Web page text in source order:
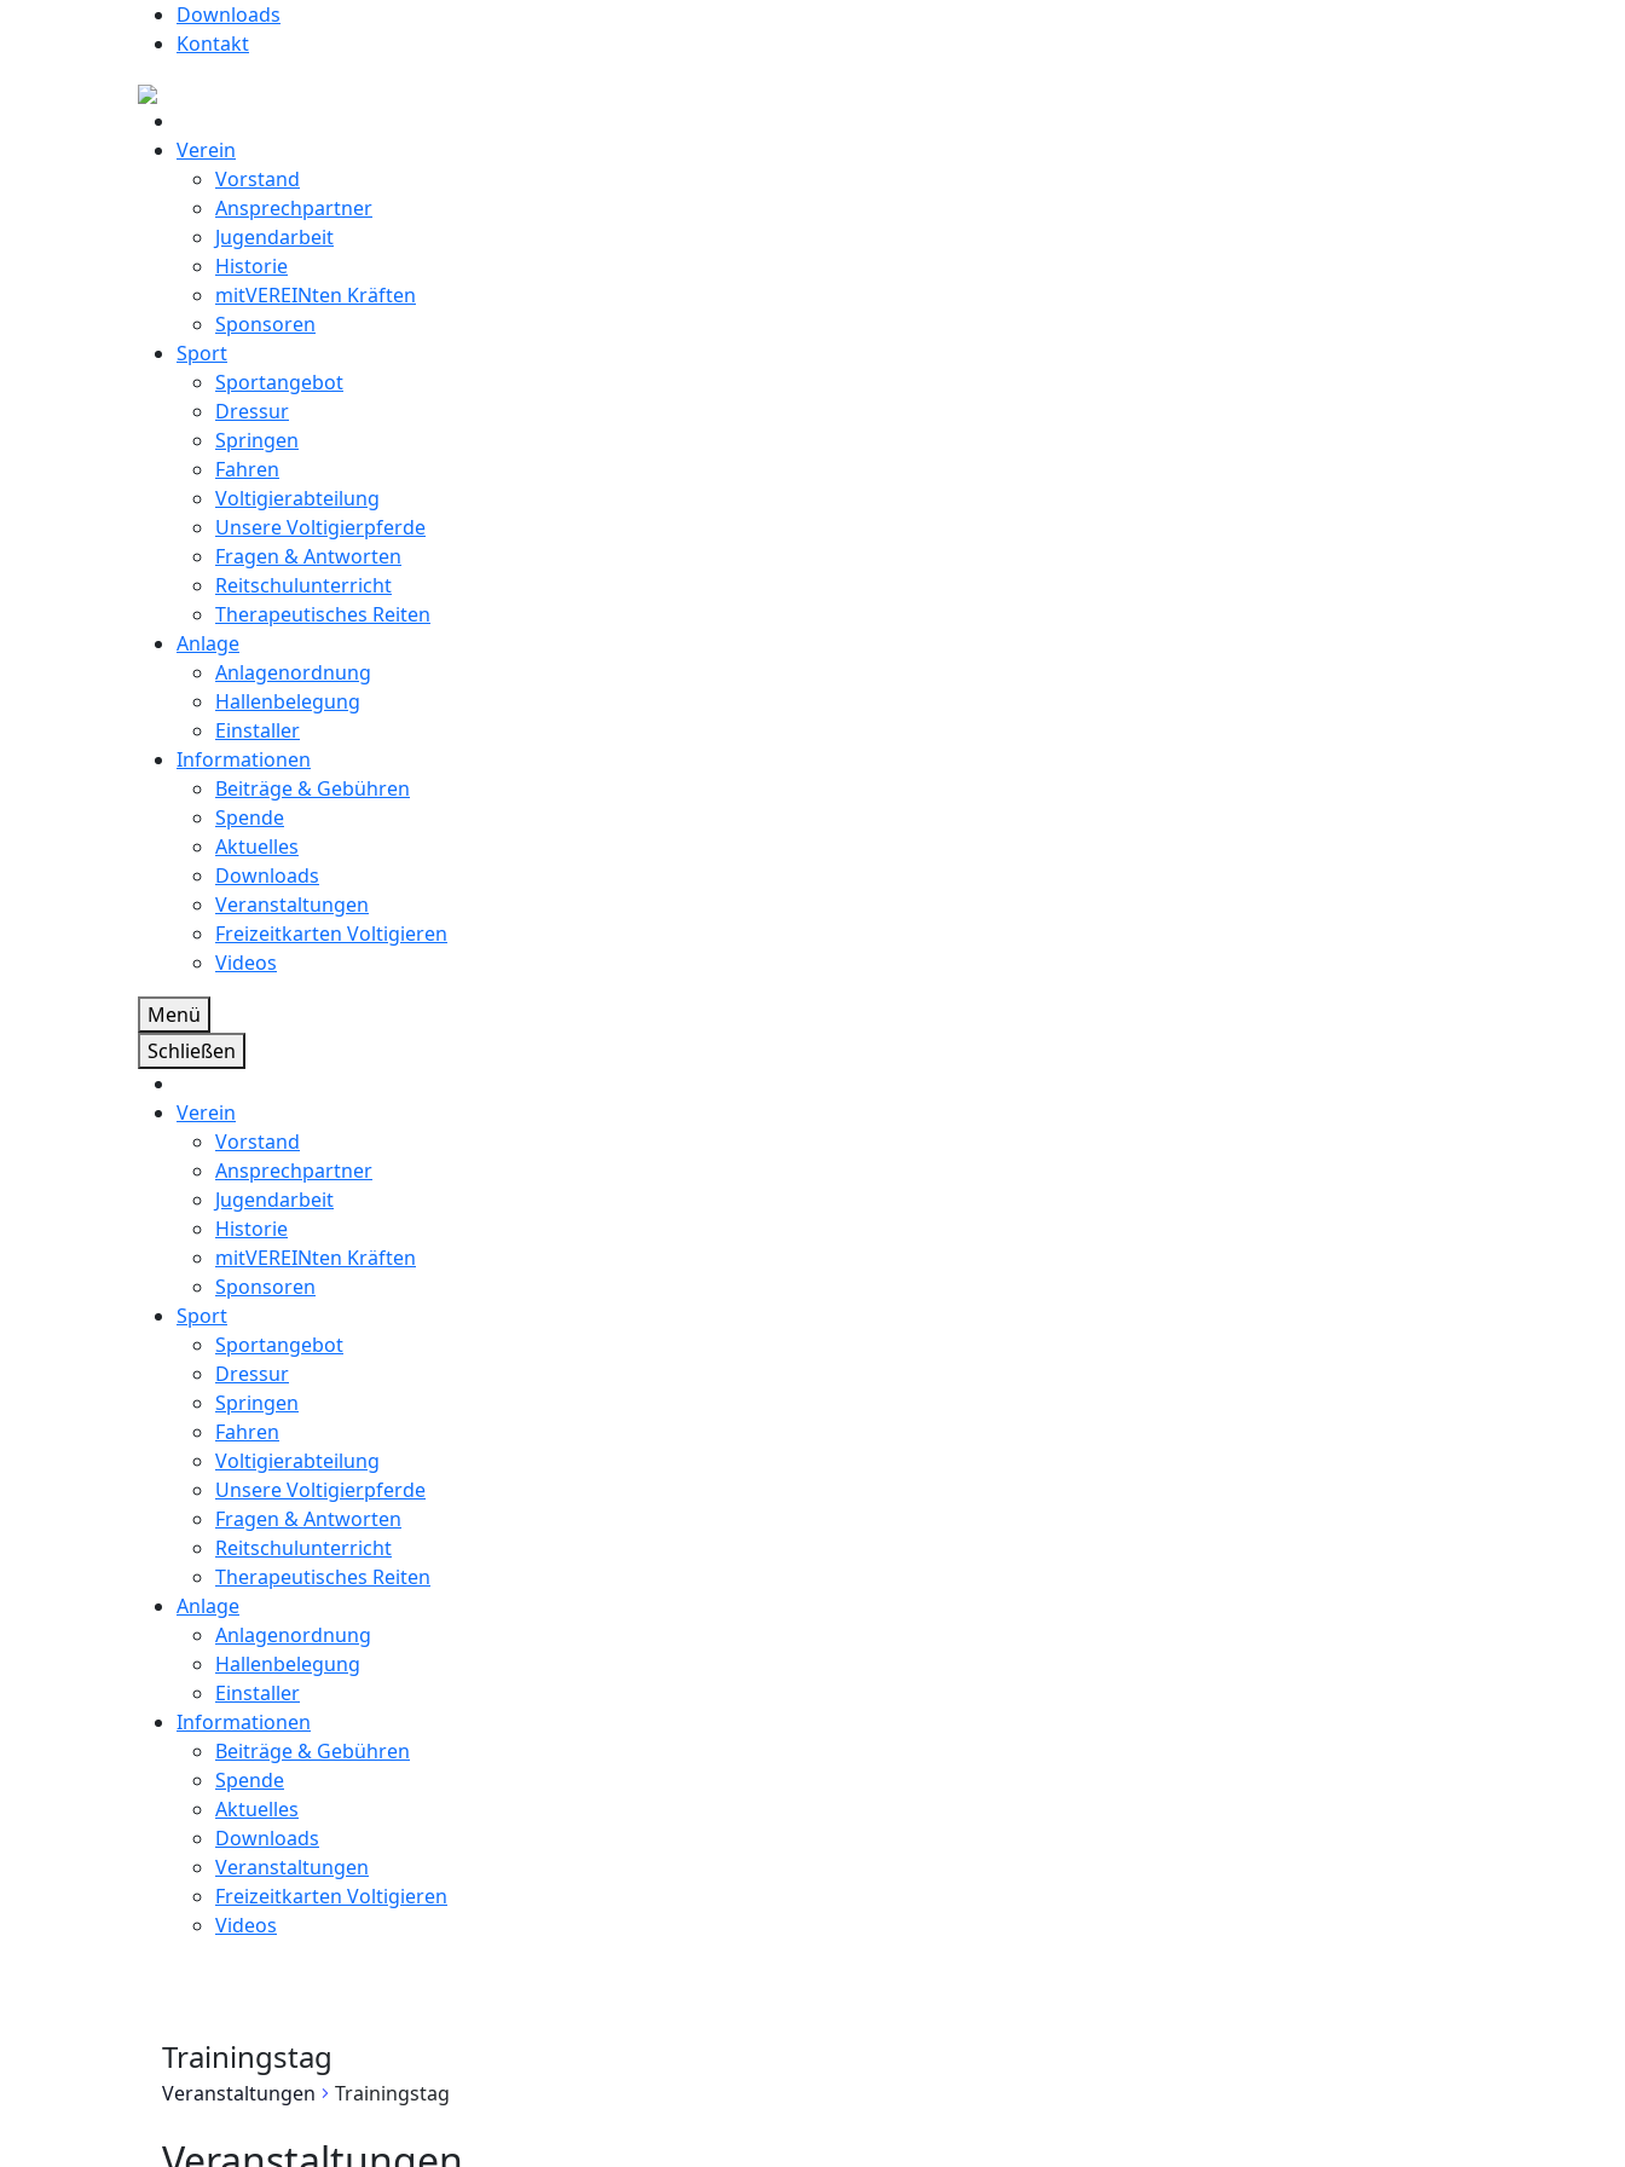
Downloads
Kontakt
Verein
Vorstand
Ansprechpartner
Jugendarbeit
Historie
mitVEREINten Kräften
Sponsoren
Sport
Sportangebot
Dressur
Springen
Fahren
Voltigierabteilung
Unsere Voltigierpferde
Fragen & Antworten
Reitschulunterricht
Therapeutisches Reiten
Anlage
Anlagenordnung
Hallenbelegung
Einstaller
Informationen
Beiträge & Gebühren
Spende
Aktuelles
Downloads
Veranstaltungen
Freizeitkarten Voltigieren
Videos
Menü
Schließen
Verein
Vorstand
Ansprechpartner
Jugendarbeit
Historie
mitVEREINten Kräften
Sponsoren
Sport
Sportangebot
Dressur
Springen
Fahren
Voltigierabteilung
Unsere Voltigierpferde
Fragen & Antworten
Reitschulunterricht
Therapeutisches Reiten
Anlage
Anlagenordnung
Hallenbelegung
Einstaller
Informationen
Beiträge & Gebühren
Spende
Aktuelles
Downloads
Veranstaltungen
Freizeitkarten Voltigieren
Videos
Trainingstag
Veranstaltungen Trainingstag